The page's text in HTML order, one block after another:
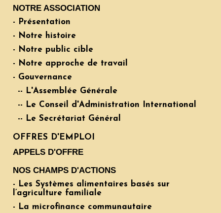
NOTRE ASSOCIATION
- Présentation
- Notre histoire
- Notre public cible
- Notre approche de travail
- Gouvernance
-- L'Assemblée Générale
-- Le Conseil d'Administration International
-- Le Secrétariat Général
OFFRES D'EMPLOI
APPELS D'OFFRE
NOS CHAMPS D'ACTIONS
- Les Systèmes alimentaires basés sur
l’agriculture familiale
- La microfinance communautaire